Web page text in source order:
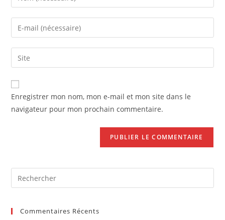
your
name
comment
Enter
your
email
address
comment
Saisir
l’URL
de
votre
(facultatif)
Enregistrer mon nom, mon e-mail et mon site dans le
navigateur pour mon prochain commentaire.
Commentaires Récents